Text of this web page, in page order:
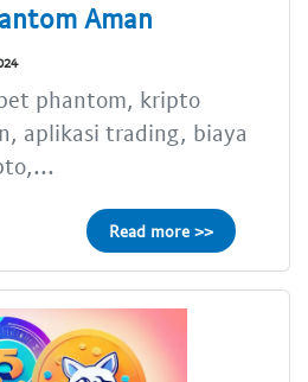
Aman
phantom, kripto
aplikasi trading, biaya
Read more >>